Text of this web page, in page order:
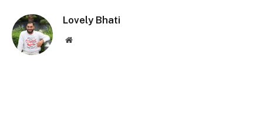
Lovely Bhati
Website